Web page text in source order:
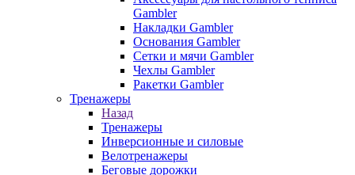
Gambler
Накладки Gambler
Основания Gambler
Сетки и мячи Gambler
Чехлы Gambler
Ракетки Gambler
Тренажеры
Назад
Тренажеры
Инверсионные и силовые
Велотренажеры
Беговые дорожки